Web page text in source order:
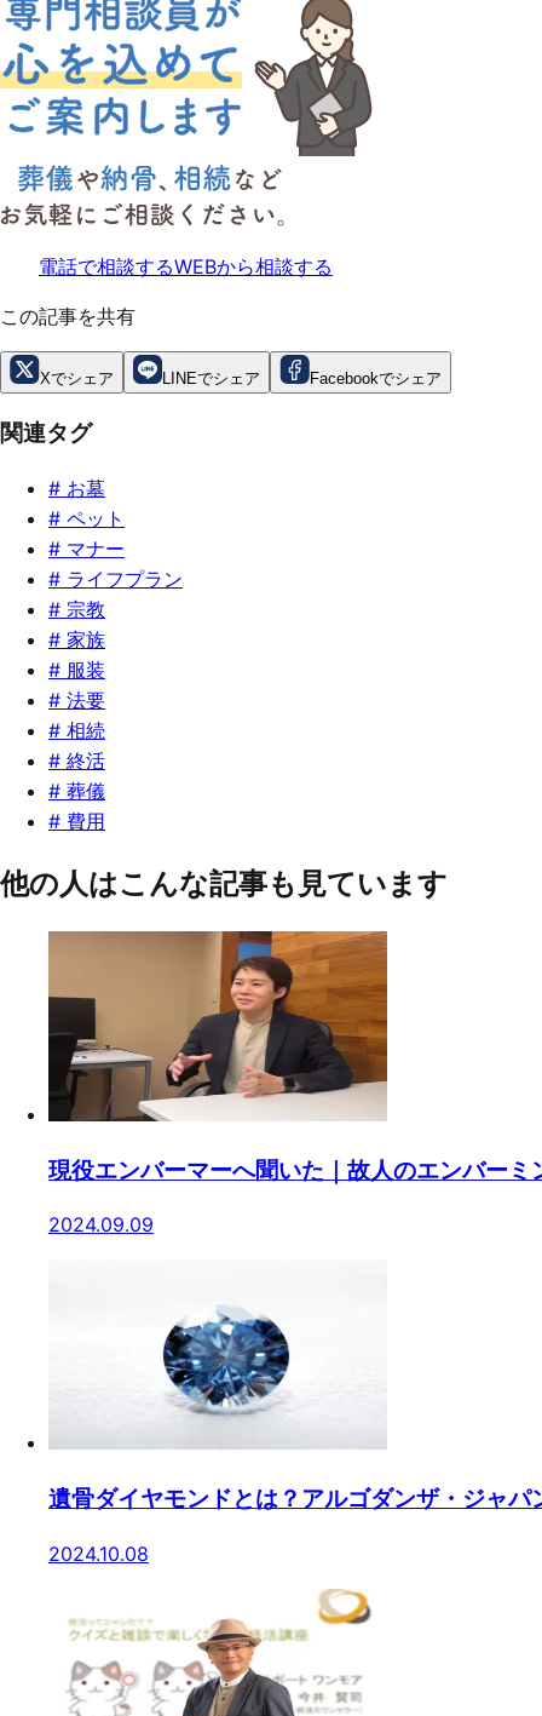
電話で相談するWEBから相談する
この記事を共有
Xでシェア LINEでシェア Facebookでシェア
関連タグ
# お墓
# ペット
# マナー
# ライフプラン
# 宗教
# 家族
# 服装
# 法要
# 相続
# 終活
# 葬儀
# 費用
他の人はこんな記事も見ています
現役エンバーマーへ聞いた｜故人のエンバーミ
2024.09.09
遺骨ダイヤモンドとは？アルゴダンザ・ジャパ
2024.10.08